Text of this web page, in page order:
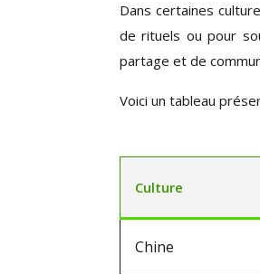
Dans certaines
de rituels ou pour
partage et de
Voici un tableau
Culture
Chine